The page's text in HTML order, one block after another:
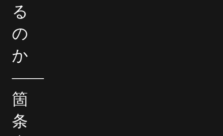
る
の
か
――
箇
条